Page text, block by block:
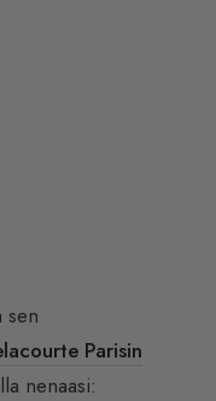
sen
Parisin
nenaasi: